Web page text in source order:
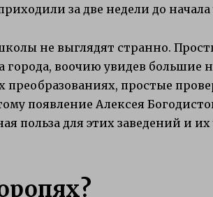
за две недели до начала
не выглядят странно.
города, воочию увидев большие
преобразованиях, простые
появление Алексея
польза для этих заведений и